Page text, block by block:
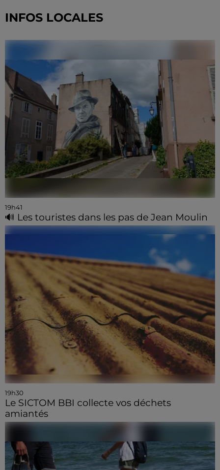
INFOS LOCALES
19h41
🔊 Les touristes dans les pas de Jean Moulin
19h30
Le SICTOM BBI collecte vos déchets
amiantés